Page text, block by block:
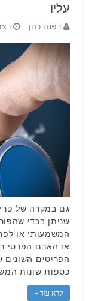
עליו
דפנה כהן
גם במקרה של
שניתן בכדי
המשמעותי או
או האדם הפרטי
הפריטים השונים
כספות שונות
קרא עוד »